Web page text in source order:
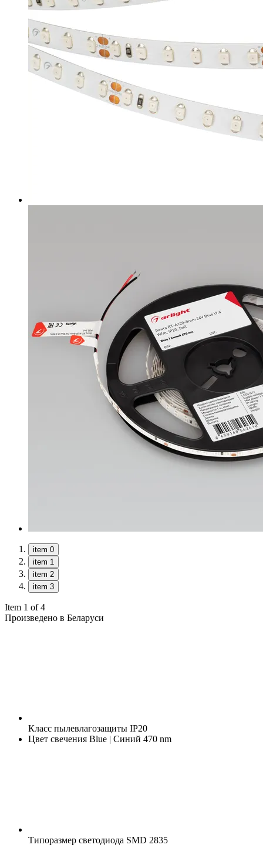
item 0
item 1
item 2
item 3
Item 1 of 4
Произведено в Беларуси
Класс пылевлагозащиты IP20
Цвет свечения Blue | Синий 470 nm
Типоразмер светодиода SMD 2835